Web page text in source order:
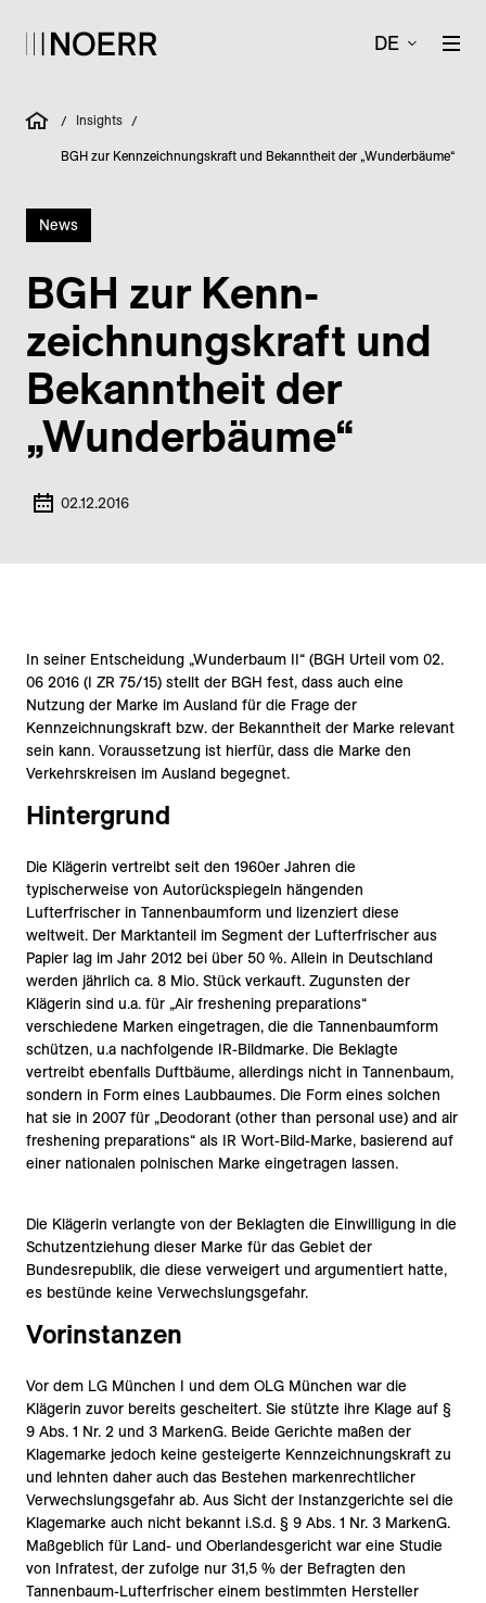
DE
/ Insights /
BGH zur Kennzeichnungskraft und Bekanntheit der „Wunderbäume“
News
BGH zur Kenn­
zeichnungs­kraft und
Bekannt­heit der
„Wunder­bäume“
02.12.2016
In seiner Entscheidung „Wunderbaum II“ (BGH Urteil vom 02.
06 2016 (I ZR 75/15) stellt der BGH fest, dass auch eine
Nutzung der Marke im Ausland für die Frage der
Kennzeichnungskraft bzw. der Bekanntheit der Marke relevant
sein kann. Voraussetzung ist hierfür, dass die Marke den
Verkehrskreisen im Ausland begegnet.
Hintergrund
Die Klägerin vertreibt seit den 1960er Jahren die
typischerweise von Autorückspiegeln hängenden
Lufterfrischer in Tannenbaumform und lizenziert diese
weltweit. Der Marktanteil im Segment der Lufterfrischer aus
Papier lag im Jahr 2012 bei über 50 %. Allein in Deutschland
werden jährlich ca. 8 Mio. Stück verkauft. Zugunsten der
Klägerin sind u.a. für „Air freshening preparations“
verschiedene Marken eingetragen, die die Tannenbaumform
schützen, u.a nachfolgende IR-Bildmarke. Die Beklagte
vertreibt ebenfalls Duftbäume, allerdings nicht in Tannenbaum,
sondern in Form eines Laubbaumes. Die Form eines solchen
hat sie in 2007 für „Deodorant (other than personal use) and air
freshening preparations“ als IR Wort-Bild-Marke, basierend auf
einer nationalen polnischen Marke eingetragen lassen.
Die Klägerin verlangte von der Beklagten die Einwilligung in die
Schutzentziehung dieser Marke für das Gebiet der
Bundesrepublik, die diese verweigert und argumentiert hatte,
es bestünde keine Verwechslungsgefahr.
Vorinstanzen
Vor dem LG München I und dem OLG München war die
Klägerin zuvor bereits gescheitert. Sie stützte ihre Klage auf §
9 Abs. 1 Nr. 2 und 3 MarkenG. Beide Gerichte maßen der
Klagemarke jedoch keine gesteigerte Kennzeichnungskraft zu
und lehnten daher auch das Bestehen markenrechtlicher
Verwechslungsgefahr ab. Aus Sicht der Instanzgerichte sei die
Klagemarke auch nicht bekannt i.S.d. § 9 Abs. 1 Nr. 3 MarkenG.
Maßgeblich für Land- und Oberlandesgericht war eine Studie
von Infratest, der zufolge nur 31,5 % der Befragten den
Tannenbaum-Lufterfrischer einem bestimmten Hersteller